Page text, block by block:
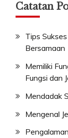
Catatan
Tips
Bersamaan
Memiliki
Fungsi dan
Mendadak
Mengenal